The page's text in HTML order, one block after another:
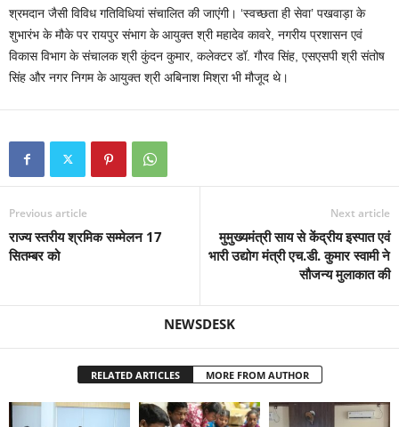
श्रमदान जैसी विविध गतिविधियां संचालित की जाएंगी। ‘स्वच्छता ही सेवा’ पखवाड़ा के
शुभारंभ के मौके पर रायपुर संभाग के आयुक्त श्री महादेव कावरे, नगरीय प्रशासन एवं
विकास विभाग के संचालक श्री कुंदन कुमार, कलेक्टर डॉ. गौरव सिंह, एसएसपी श्री संतोष
सिंह और नगर निगम के आयुक्त श्री अबिनाश मिश्रा भी मौजूद थे।
Previous article
राज्य स्तरीय श्रमिक सम्मेलन 17
सितम्बर को
Next article
मुमुख्यमंत्री साय से केंद्रीय इस्पात एवं
भारी उद्योग मंत्री एच.डी. कुमार स्वामी ने
सौजन्य मुलाकात की
NEWSDESK
RELATED ARTICLES MORE FROM AUTHOR